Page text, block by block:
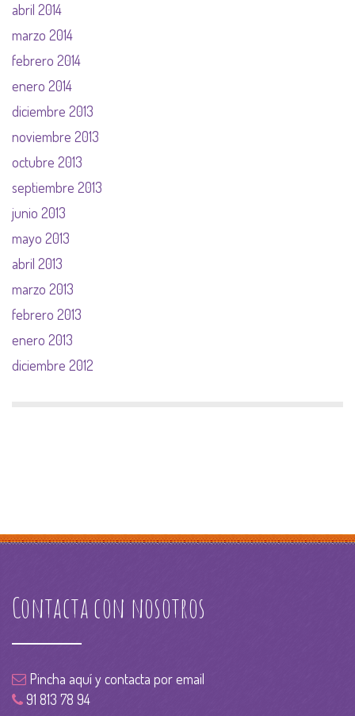
abril 2014
marzo 2014
febrero 2014
enero 2014
diciembre 2013
noviembre 2013
octubre 2013
septiembre 2013
junio 2013
mayo 2013
abril 2013
marzo 2013
febrero 2013
enero 2013
diciembre 2012
Contacta con nosotros
Pincha aquí y contacta por email
91 813 78 94